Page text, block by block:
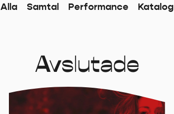
Alla Samtal Performance Katalog
Avslutade